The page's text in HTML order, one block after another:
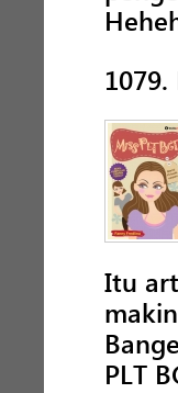
1079.
Itu
PLT